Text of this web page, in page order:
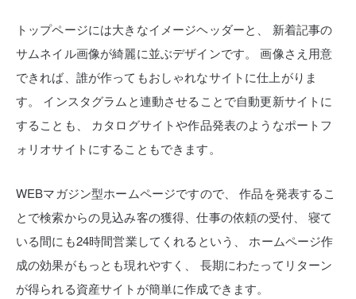
トップページには大きなイメージヘッダーと、
新着記事の
サムネイル画像が綺麗に並ぶデザインです。
画像さえ用意
できれば、誰が作ってもおしゃれなサイトに仕上がりま
す。
インスタグラムと連動させることで自動更新サイトに
することも、
カタログサイトや作品発表のようなポートフ
ォリオサイトにすることもできます。
WEBマガジン型ホームページですので、
作品を発表するこ
とで検索からの見込み客の獲得、仕事の依頼の受付、
寝て
いる間にも24時間営業してくれるという、
ホームページ作
成の効果がもっとも現れやすく、
長期にわたってリターン
が得られる資産サイトが簡単に作成できます。